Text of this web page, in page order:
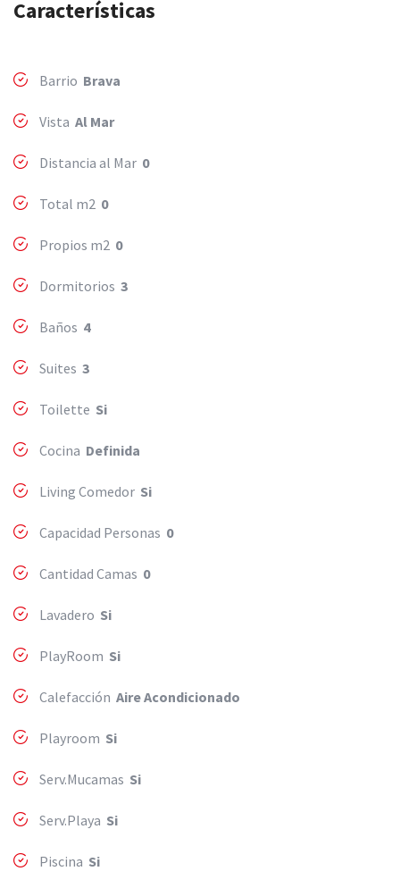
Características
Barrio Brava
Vista Al Mar
Distancia al Mar 0
Total m2 0
Propios m2 0
Dormitorios 3
Baños 4
Suites 3
Toilette Si
Cocina Definida
Living Comedor Si
Capacidad Personas 0
Cantidad Camas 0
Lavadero Si
PlayRoom Si
Calefacción Aire Acondicionado
Playroom Si
Serv.Mucamas Si
Serv.Playa Si
Piscina Si